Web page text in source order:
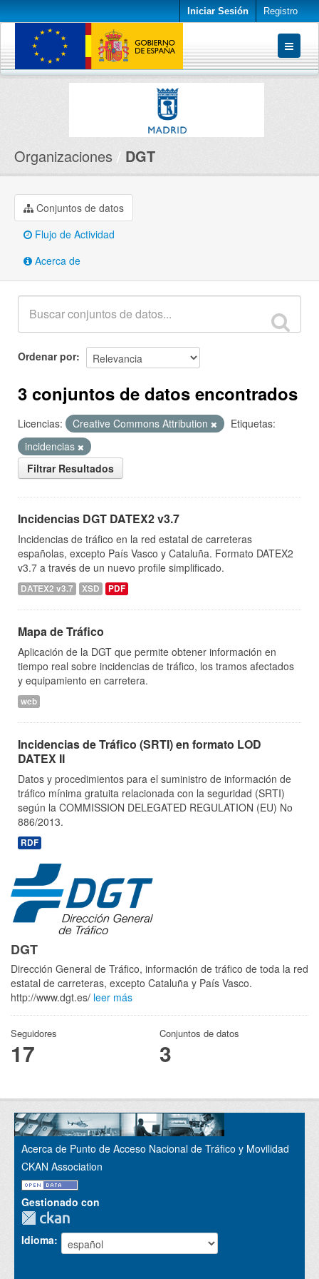
Iniciar Sesión Registro
Conjuntos de datos
Organizaciones DGT
Conjuntos de datos
Flujo de Actividad
Acerca de
Ordenar por
3 conjuntos de datos encontrados
Licencias: Creative Commons Attribution
Etiquetas:
incidencias
Filtrar Resultados
Incidencias DGT DATEX2 v3.7
Incidencias de tráfico en la red estatal de carreteras
españolas, excepto País Vasco y Cataluña. Formato DATEX2
v3.7 a través de un nuevo profile simplificado.
DATEX2 v3.7 XSD PDF
Mapa de Tráfico
Aplicación de la DGT que permite obtener información en
tiempo real sobre incidencias de tráfico, los tramos afectados
y equipamiento en carretera.
web
Incidencias de Tráfico (SRTI) en formato LOD
DATEX II
Datos y procedimientos para el suministro de información de
tráfico mínima gratuita relacionada con la seguridad (SRTI)
según la COMMISSION DELEGATED REGULATION (EU) No
886/2013.
RDF
DGT
Dirección General de Tráfico, información de tráfico de toda la red
estatal de carreteras, excepto Cataluña y País Vasco.
http://www.dgt.es/ leer más
Seguidores
17
Conjuntos de datos
3
Acerca de Punto de Acceso Nacional de Tráfico y Movilidad
CKAN Association
Gestionado con
Idioma